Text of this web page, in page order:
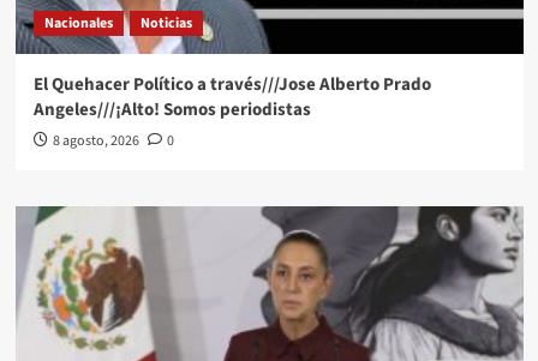
Nacionales Noticias
El Quehacer Político a través///Jose Alberto Prado
Angeles///¡Alto! Somos periodistas
8 agosto, 2026 0